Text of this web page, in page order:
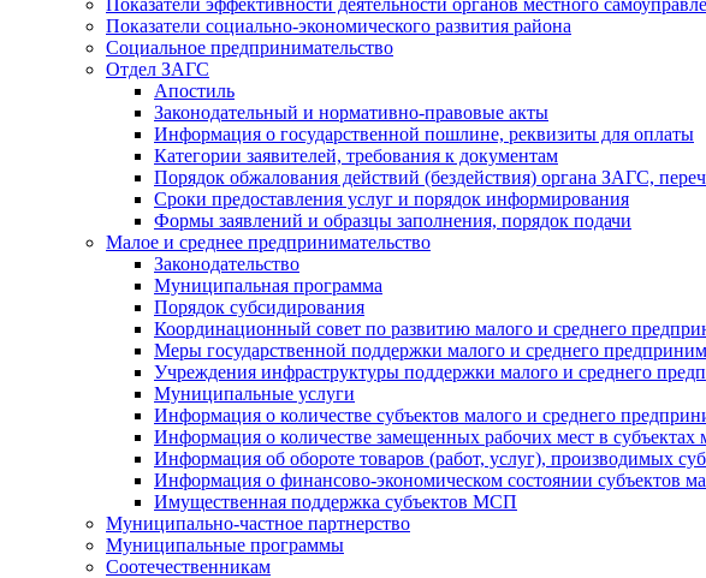
Показатели эффективности деятельности органов местного
Показатели социально-экономического развития района
Социальное предпринимательство
Отдел ЗАГС
Апостиль
Законодательный и нормативно-правовые акты
Информация о государственной пошлине, реквизиты для оплаты
Категории заявителей, требования к документам
Порядок обжалования действий (бездействия) органа ЗАГС,
Сроки предоставления услуг и порядок информирования
Формы заявлений и образцы заполнения, порядок подачи
Малое и среднее предпринимательство
Законодательство
Муниципальная программа
Порядок субсидирования
Координационный совет по развитию малого и среднего
Меры государственной поддержки малого и среднего
Учреждения инфраструктуры поддержки малого и среднего
Муниципальные услуги
Информация о количестве субъектов малого и среднего
Информация о количестве замещенных рабочих мест в субъектах
Информация об обороте товаров (работ, услуг), производимых
Информация о финансово-экономическом состоянии субъектов
Имущественная поддержка субъектов МСП
Муниципально-частное партнерство
Муниципальные программы
Соотечественникам